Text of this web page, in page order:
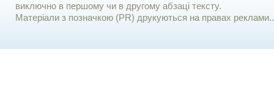
виключно в першому чи в другому абзаці тексту.
Матеріали з позначкою (PR) друкуються на правах реклами..